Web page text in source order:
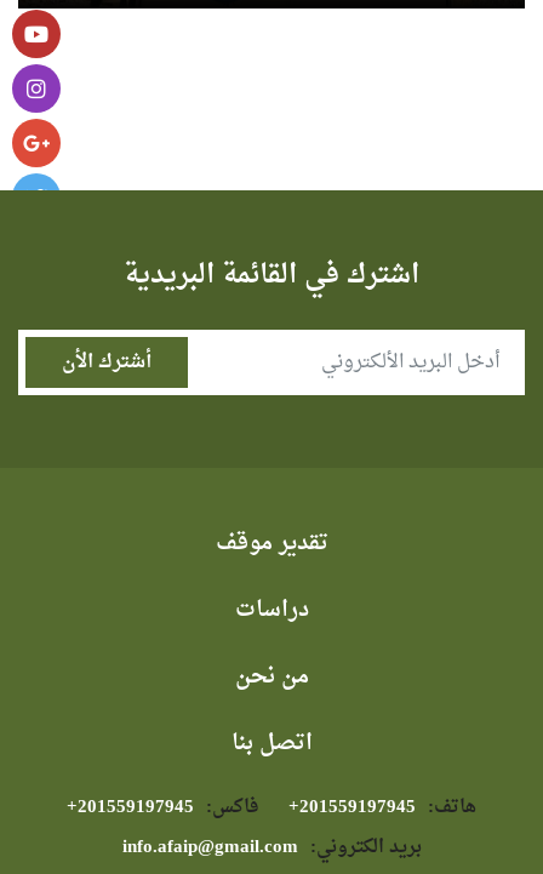
اشترك في القائمة البريدية
تقدير موقف
دراسات
من نحن
اتصل بنا
هاتف: فاكس:
بريد الكتروني: info.afaip@gmail.com